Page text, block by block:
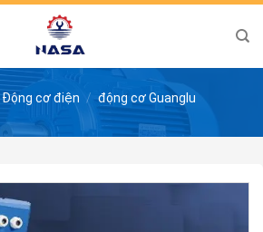
Động cơ điện / động cơ Guanglu